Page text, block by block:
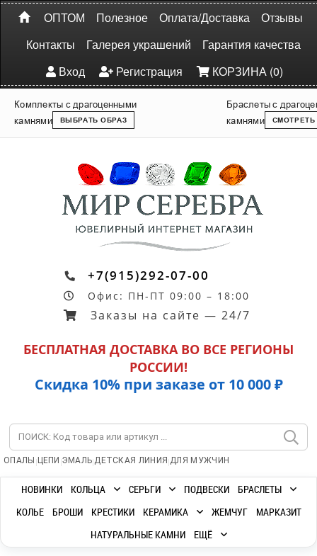
ОПТОМ Полезное Оплата/Доставка
Отзывы
Контакты
Галерея украшений
Гарантия качества
Вход
Регистрация КОРЗИНА (0)
Комплекты с драгоценными
камнями
ВЫБРАТЬ ОБРАЗ
Браслеты с
камнями
СМОТРЕТЬ
+7(915)292-07-00
Офис: ПН-ПТ 09:00 – 18:00
Заказы на сайте — 24/7
БЕСПЛАТНАЯ ДОСТАВКА ВО ВСЕ РЕГИОНЫ
РОССИИ!
Скидка 10% при заказе от 10 000 ₽
ОПАЛЫ | ЦЕПИ |ЭМАЛЬ|ДЕТСКАЯ ЛИНИЯ |ДЛЯ МУЖЧИН
НОВИНКИ КОЛЬЦА СЕРЬГИ ПОДВЕСКИ
БРАСЛЕТЫ
КОЛЬЕ
БРОШИ КРЕСТИКИ КЕРАМИКА ЖЕМЧУГ
МАРКАЗИТ
НАТУРАЛЬНЫЕ КАМНИ
ЕЩЁ